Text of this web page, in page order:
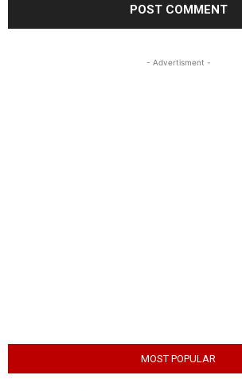
- Advertisment -
MOST POPULAR